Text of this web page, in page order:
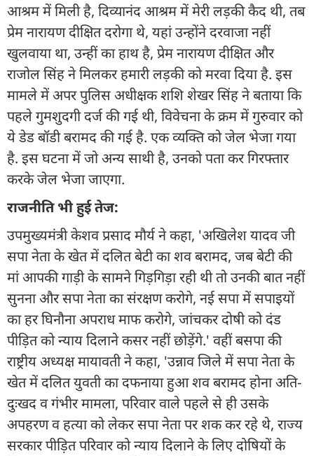
आश्रम में मिली है, दिव्यानंद आश्रम में मेरी लड़की कैद थी, तब
प्रेम नारायण दीक्षित दरोगा थे, यहां उन्होंने दरवाजा नहीं
खुलवाया था, उन्हीं का हाथ है, प्रेम नारायण दीक्षित और
राजोल सिंह ने मिलकर हमारी लड़की को मरवा दिया है. इस
मामले में अपर पुलिस अधीक्षक शशि शेखर सिंह ने बताया कि
पहले गुमशुदगी दर्ज की गई थी, विवेचना के क्रम में गुरुवार को
ये डेड बॉडी बरामद की गई है. एक व्यक्ति को जेल भेजा गया
है. इस घटना में जो अन्य साथी है, उनको पता कर गिरफ्तार
करके जेल भेजा जाएगा.
राजनीति भी हुई तेज:
उपमुख्यमंत्री केशव प्रसाद मौर्य ने कहा, 'अखिलेश यादव जी
सपा नेता के खेत में दलित बेटी का शव बरामद, जब बेटी की
मां आपकी गाड़ी के सामने गिड़गिड़ा रही थी तो उनकी बात नहीं
सुनना और सपा नेता का संरक्षण करोगे, नई सपा में सपाइयों
का हर घिनौना अपराध माफ करोगे, जांचकर दोषी को दंड
पीड़ित को न्याय दिलाने कसर नहीं छोड़ेंगे.' वहीं बसपा की
राष्ट्रीय अध्यक्ष मायावती ने कहा, 'उन्नाव जिले में सपा नेता के
खेत में दलित युवती का दफनाया हुआ शव बरामद होना अति-
दुःखद व गंभीर मामला, परिवार वाले पहले से ही उसके
अपहरण व हत्या को लेकर सपा नेता पर शक कर रहे थे, राज्य
सरकार पीड़ित परिवार को न्याय दिलाने के लिए दोषियों के